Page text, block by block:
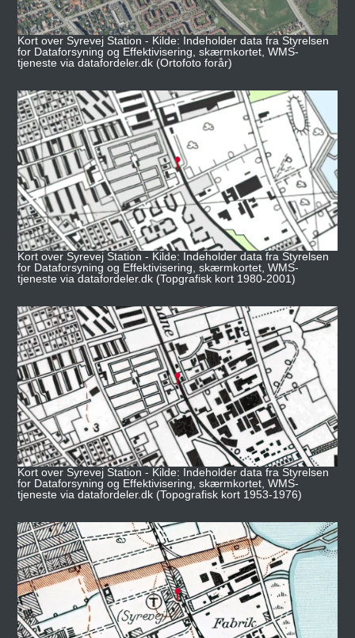
Kort over Syrevej Station - Kilde: Indeholder data fra Styrelsen
for Dataforsyning og Effektivisering, skærmkortet, WMS-
tjeneste via datafordeler.dk (Ortofoto forår)
Kort over Syrevej Station - Kilde: Indeholder data fra Styrelsen
for Dataforsyning og Effektivisering, skærmkortet, WMS-
tjeneste via datafordeler.dk (Topgrafisk kort 1980-2001)
Kort over Syrevej Station - Kilde: Indeholder data fra Styrelsen
for Dataforsyning og Effektivisering, skærmkortet, WMS-
tjeneste via datafordeler.dk (Topografisk kort 1953-1976)